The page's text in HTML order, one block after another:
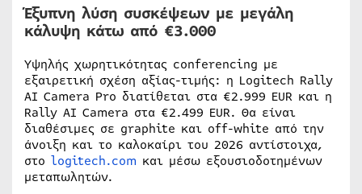
Έξυπνη λύση συσκέψεων με μεγάλη
κάλυψη κάτω από €3.000
Υψηλής χωρητικότητας conferencing με
εξαιρετική σχέση αξίας-τιμής: η Logitech Rally
AI Camera Pro διατίθεται στα €2.999 EUR και η
Rally AI Camera στα €2.499 EUR. Θα είναι
διαθέσιμες σε graphite και off-white από την
άνοιξη και το καλοκαίρι του 2026 αντίστοιχα,
στο logitech.com και μέσω εξουσιοδοτημένων
μεταπωλητών.